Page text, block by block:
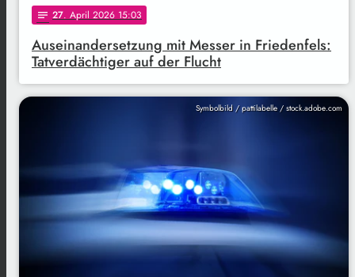
notes 27. April 2026 15:03
Auseinandersetzung mit Messer in Friedenfels:
Tatverdächtiger auf der Flucht
Symbolbild / pattilabelle / stock.adobe.com